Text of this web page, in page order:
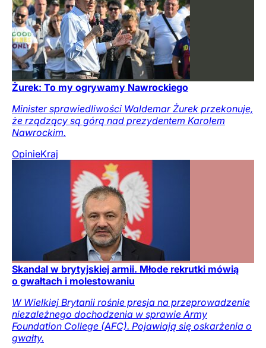
Żurek: To my ogrywamy Nawrockiego
Minister sprawiedliwości Waldemar Żurek przekonuje,
że rządzący są górą nad prezydentem Karolem
Nawrockim.
OpinieKraj
Skandal w brytyjskiej armii. Młode rekrutki mówią
o gwałtach i molestowaniu
W Wielkiej Brytanii rośnie presja na przeprowadzenie
niezależnego dochodzenia w sprawie Army
Foundation College (AFC). Pojawiają się oskarżenia o
gwałty.